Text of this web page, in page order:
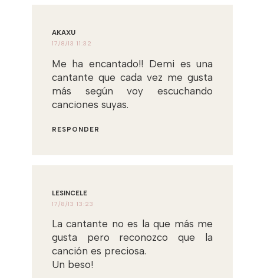
AKAXU
17/8/13 11:32
Me ha encantado!! Demi es una
cantante que cada vez me gusta
más según voy escuchando
canciones suyas.
RESPONDER
LESINCELE
17/8/13 13:23
La cantante no es la que más me
gusta pero reconozco que la
canción es preciosa.
Un beso!